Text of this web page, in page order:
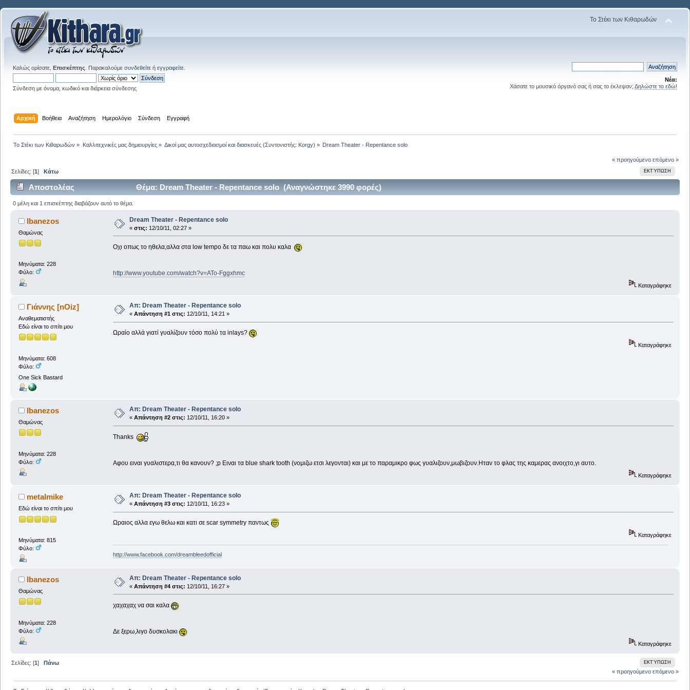
Το Στέκι των Κιθαρωδών
Καλώς ορίσατε, Επισκέπτης . Παρακαλούμε συνδεθείτε ή εγγραφείτε
Σύνδεση με όνομα, κωδικό και διάρκεια σύνδεσης
Νέα:
Χάσατε το μουσικό όργανό σας ή σας το έκλεψαν; Δηλώστε το εδώ!
Αρχική Βοήθεια Αναζήτηση Ημερολόγιο Σύνδεση Εγγραφή
Το Στέκι των Κιθαρωδών » Καλλιτεχνικές μας δημιουργίες» Δικοί μας αυτοσχεδιασμοί και διασκευές(Συντονιστής: Korgy) » Dream Theater - Repentance solo
« προηγούμενο επόμενο »
ΕΚΤΎΠΩΣΗ
Σελίδες: [1]Κάτω
Αποστολέας Θέμα: Dream Theater - Repentance solo (Αναγνώστηκε 3990 φορές)
0 μέλη και 1 επισκέπτης διαβάζουν αυτό το θέμα.
Ibanezos
Θαμώνας
Μηνύματα: 228
Φύλο:
Dream Theater - Repentance solo
« στις: 12/10/11, 02:27 »
Οχι οπως το ηθελα,αλλα στα low tempo δε τα παω και πολυ καλα
http://www.youtube.com/watch?v=ATo-Fggxhmc
Καταγράφηκε
Γιάννης [nOiz]
Αναθεματιστής
Εδώ είναι το σπίτι μου
Μηνύματα: 608
Φύλο:
One Sick Bastard
Απ: Dream Theater - Repentance solo
« Απάντηση #1 στις: 12/10/11, 14:21 »
Ωραίο αλλά γιατί γυαλίζουν τόσο πολύ τα inlays?
Καταγράφηκε
Ibanezos
Θαμώνας
Μηνύματα: 228
Φύλο:
Απ: Dream Theater - Repentance solo
« Απάντηση #2 στις: 12/10/11, 16:20 »
Thanks
Αφου ειναι γυαλιστερα,τι θα κανουν? ;p Ειναι τα blue shark tooth (νομιζω ετσι λεγονται) και με το παραμικρο φως γυαλιζουν,μωβιζουν.Ηταν το φλας της καμερας ανοιχτο,γι αυτο.
Καταγράφηκε
metalmike
Εδώ είναι το σπίτι μου
Μηνύματα: 815
Φύλο:
Απ: Dream Theater - Repentance solo
« Απάντηση #3 στις: 12/10/11, 16:23 »
Ωραιος αλλα εγω θελω και κατι σε scar symmetry παντως
Καταγράφηκε
http://www.facebook.com/dreambleedofficial
Ibanezos
Θαμώνας
Μηνύματα: 228
Φύλο:
Απ: Dream Theater - Repentance solo
« Απάντηση #4 στις: 12/10/11, 16:27 »
χαχαχαχ να σαι καλα
Δε ξερω,λιγο δυσκολακι
Καταγράφηκε
ΕΚΤΎΠΩΣΗ
Σελίδες: [1]Πάνω
« προηγούμενο επόμενο »